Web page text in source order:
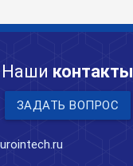
Наши контакты
ЗАДАТЬ ВОПРОС